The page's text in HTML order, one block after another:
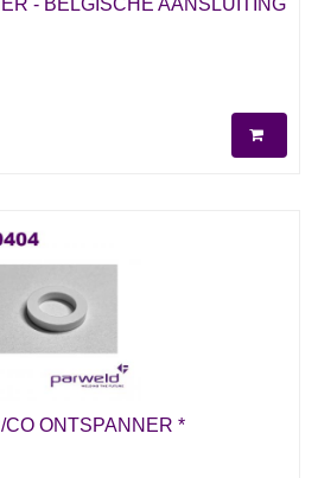
- BELGISCHE AANSLUITING
CO ONTSPANNER *